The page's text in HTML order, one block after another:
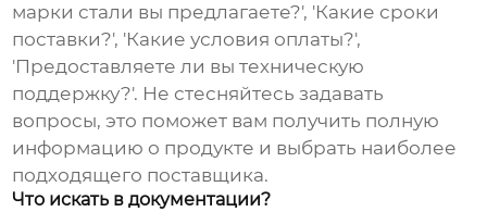
марки стали вы предлагаете?', 'Какие сроки
поставки?', 'Какие условия оплаты?',
'Предоставляете ли вы техническую
поддержку?'. Не стесняйтесь задавать
вопросы, это поможет вам получить полную
информацию о продукте и выбрать наиболее
подходящего поставщика.
Что искать в документации?